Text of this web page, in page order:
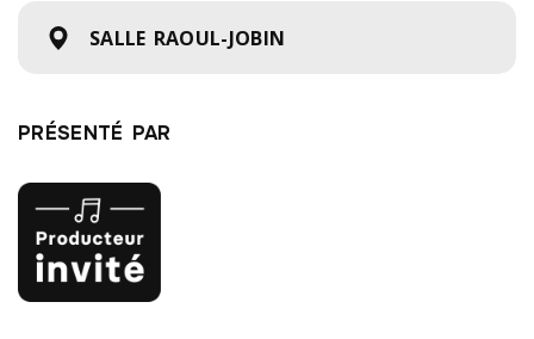
SALLE RAOUL-JOBIN
PRÉSENTÉ PAR